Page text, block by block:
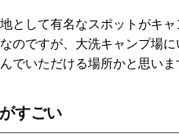
として有名なスポットがキ
のですが、大洗キャンプ場
でいただける場所かと思いま
すごい